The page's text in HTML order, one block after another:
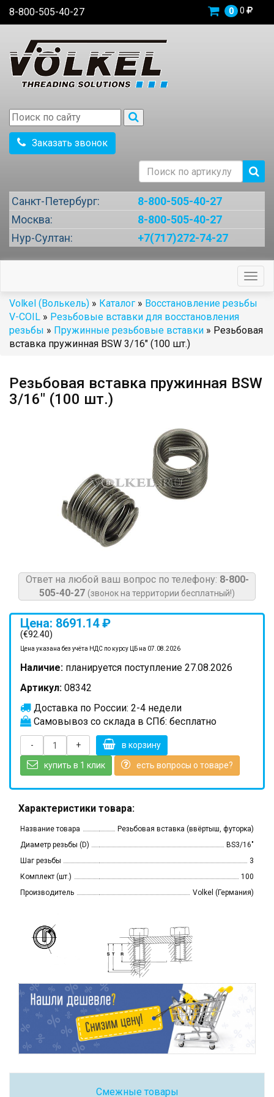
8-800-505-40-27 0 0
Заказать звонок
Санкт-Петербург:
8-800-505-40-27
Москва:
8-800-505-40-27
Нур-Султан:
+7(717)272-74-27
Volkel (Волькель) » Каталог » Восстановление резьбы
V-COIL » Резьбовые вставки для восстановления
резьбы » Пружинные резьбовые вставки » Резьбовая
вставка пружинная BSW 3/16" (100 шт.)
Резьбовая вставка пружинная BSW
3/16" (100 шт.)
Ответ на любой ваш вопрос по телефону: 8-800-
505-40-27 (звонок на территории бесплатный!)
Цена: 8691.14 ₽
(€92.40)
Цена указана без учёта НДС по курсу ЦБ на 07.08.2026
Наличие: планируется поступление 27.08.2026
Артикул: 08342
Доставка по России: 2-4 недели
Самовывоз со склада в СПб: бесплатно
- + в корзину
купить в 1 клик есть вопросы о товаре?
Характеристики товара:
Название товара
Резьбовая вставка (ввёртыш, футорка)
Диаметр резьбы (D)
BS3/16"
Шаг резьбы
3
Комплект (шт.)
100
Производитель
Volkel (Германия)
Смежные товары